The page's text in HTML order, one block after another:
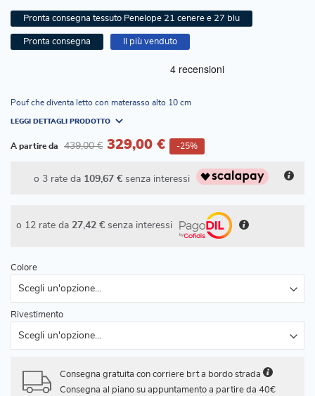
Pronta consegna tessuto Penelope 21 cenere e 27 blu
Pronta consegna Il più venduto
Pouf che diventa letto con materasso alto 10 cm
LEGGI DETTAGLI PRODOTTO
A partire da 329,00 €
439,00 € -25%
o 3 rate da 109,67 €senza interessi
o 12 rate da 27,42 € senza interessi
Colore
Rivestimento
Consegna gratuita con corriere brt a bordo strada
Consegna al piano su appuntamento a partire da 40€